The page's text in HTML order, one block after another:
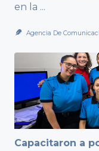
en la ...
Agencia De
Capacitaron a